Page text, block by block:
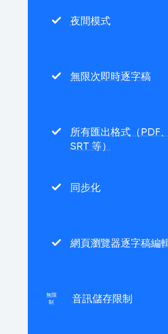
夜間模式
無限次即時逐字稿
所有匯出格式（PDF
SRT 等）
同步化
網頁瀏覽器逐字稿編
無限
制
音訊儲存限制